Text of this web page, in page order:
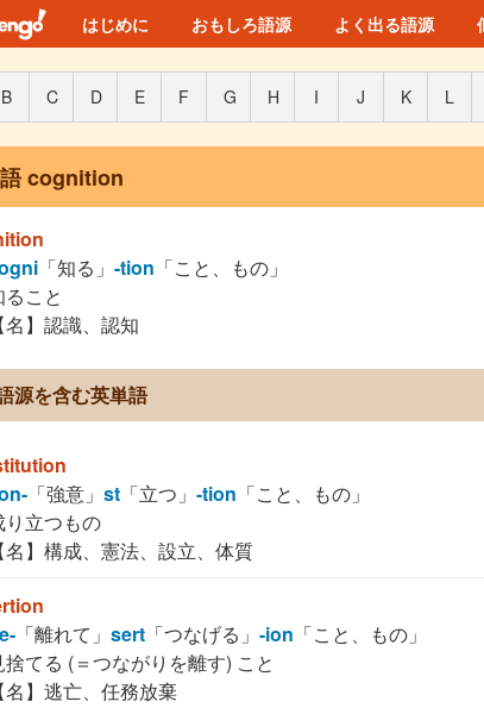
はじめに おもしろ語源 よく出る語源
B C D E F G H I J K L
cognition
「知る」 -tion 「こと、もの」
ること
名】認識、認知
源を含む英単語
「強意」 st 「立つ」 -tion 「こと、もの」
り立つもの
名】構成、憲法、設立、体質
「離れて」 sert 「つなげる」 -ion 「こと、もの」
捨てる (＝つながりを離す) こと
名】逃亡、任務放棄